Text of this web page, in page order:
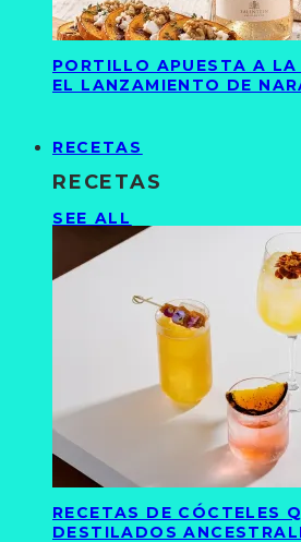
PORTILLO APUESTA A LA
EL LANZAMIENTO DE
RECETAS
RECETAS
SEE ALL
RECETAS DE CÓCTELES
DESTILADOS